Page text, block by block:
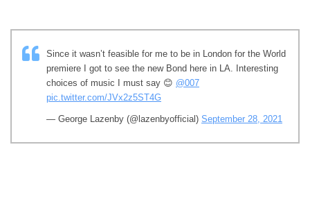
Since it wasn’t feasible for me to be in London for the World
premiere I got to see the new Bond here in LA. Interesting
choices of music I must say 😊 @007
pic.twitter.com/JVx2z5ST4G
— George Lazenby (@lazenbyofficial) September 28, 2021